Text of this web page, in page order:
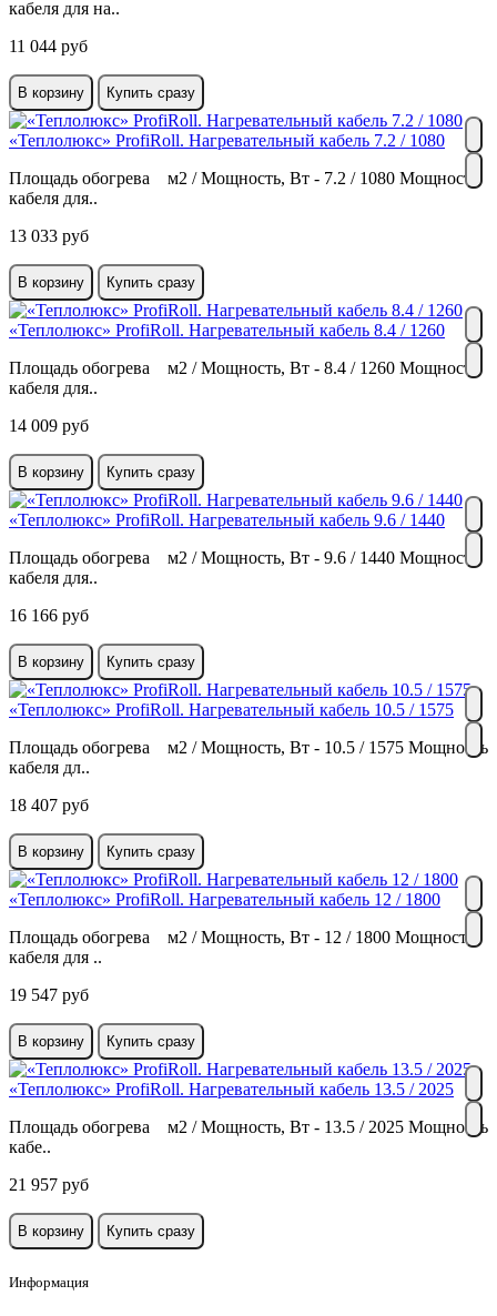
кабеля для на..
11 044 руб
В корзину Купить сразу
«Теплолюкс» ProfiRoll. Нагревательный кабель 7.2 / 1080
Площадь обогрева м2 / Мощность, Вт - 7.2 / 1080 Мощность
кабеля для..
13 033 руб
В корзину Купить сразу
«Теплолюкс» ProfiRoll. Нагревательный кабель 8.4 / 1260
Площадь обогрева м2 / Мощность, Вт - 8.4 / 1260 Мощность
кабеля для..
14 009 руб
В корзину Купить сразу
«Теплолюкс» ProfiRoll. Нагревательный кабель 9.6 / 1440
Площадь обогрева м2 / Мощность, Вт - 9.6 / 1440 Мощность
кабеля для..
16 166 руб
В корзину Купить сразу
«Теплолюкс» ProfiRoll. Нагревательный кабель 10.5 / 1575
Площадь обогрева м2 / Мощность, Вт - 10.5 / 1575 Мощность
кабеля дл..
18 407 руб
В корзину Купить сразу
«Теплолюкс» ProfiRoll. Нагревательный кабель 12 / 1800
Площадь обогрева м2 / Мощность, Вт - 12 / 1800 Мощность
кабеля для ..
19 547 руб
В корзину Купить сразу
«Теплолюкс» ProfiRoll. Нагревательный кабель 13.5 / 2025
Площадь обогрева м2 / Мощность, Вт - 13.5 / 2025 Мощность
кабе..
21 957 руб
В корзину Купить сразу
Информация